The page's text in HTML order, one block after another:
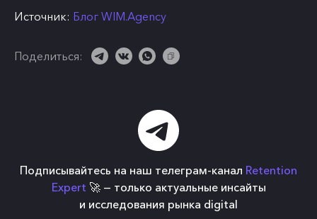
Источник: Блог WIM.Agency
Поделиться:
Подписывайтесь на наш телеграм-канал Retention
Expert 🚀 — только актуальные инсайты
и исследования рынка digital